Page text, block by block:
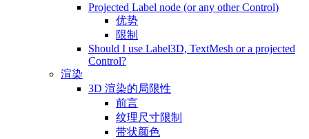
Projected Label node (or any other Control)
优势
限制
Should I use Label3D, TextMesh or a projected
Control?
渲染
3D 渲染的局限性
前言
纹理尺寸限制
带状颜色